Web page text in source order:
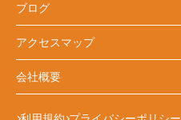
ブログ
アクセスマップ
会社概要